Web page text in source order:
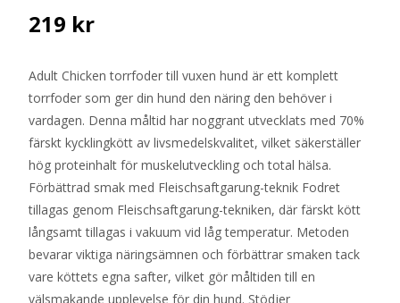
219 kr
Adult Chicken torrfoder till vuxen hund är ett komplett
torrfoder som ger din hund den näring den behöver i
vardagen. Denna måltid har noggrant utvecklats med 70%
färskt kycklingkött av livsmedelskvalitet, vilket säkerställer
hög proteinhalt för muskelutveckling och total hälsa.
Förbättrad smak med Fleischsaftgarung-teknik Fodret
tillagas genom Fleischsaftgarung-tekniken, där färskt kött
långsamt tillagas i vakuum vid låg temperatur. Metoden
bevarar viktiga näringsämnen och förbättrar smaken tack
vare köttets egna safter, vilket gör måltiden till en
välsmakande upplevelse för din hund. Stödjer